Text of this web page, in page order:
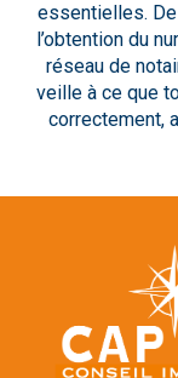
essentielles.
l’obtention du
réseau de
veille à ce que
correctement,